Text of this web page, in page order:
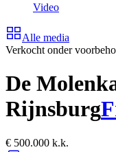
Video
Alle media
Verkocht onder
De
Rijnsburg
€ 500.000 k.k.